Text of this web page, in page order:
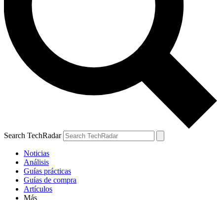
Search TechRadar
Noticias
Análisis
Guías prácticas
Guías de compra
Artículos
Más